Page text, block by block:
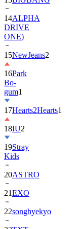
14ALPHA
DRIVE
ONE)
15NewJeans2
16Park
Bo-
gum1
17Hearts2Hearts1
18IU2
19Stray
Kids
20ASTRO
21EXO
22songhyekyo